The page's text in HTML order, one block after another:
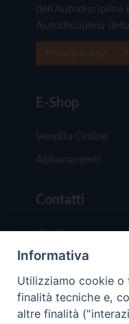
dell'Autodisciplina
Autodisciplina
E-Shop
Vendita Online
Abbonamenti
Contatti
Chi Siamo
Redazione
Scrivici
Informativa
Utilizziamo cookie o
finalità tecniche e,
altre finalità